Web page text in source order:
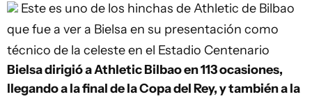
Este es uno de los hinchas de Athletic de Bilbao
que fue a ver a Bielsa en su presentación como
técnico de la celeste en el Estadio Centenario
Bielsa dirigió a Athletic Bilbao en 113 ocasiones,
llegando a la final de la Copa del Rey, y también a la